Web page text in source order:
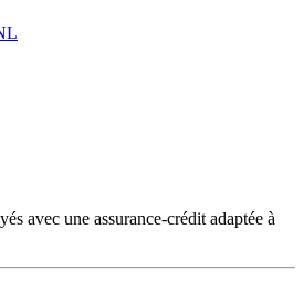
avec une assurance-crédit adaptée à